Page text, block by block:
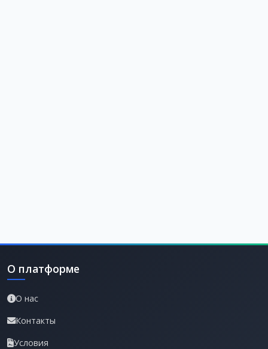
О платформе
О нас
Контакты
Условия